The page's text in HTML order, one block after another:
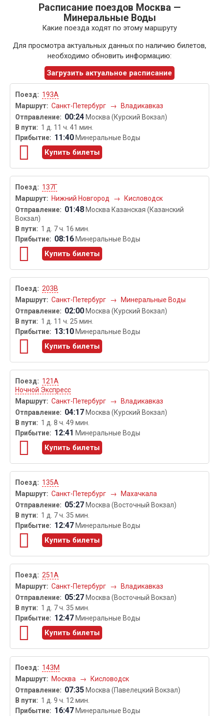
Расписание поездов Москва —
Минеральные Воды
Какие поезда ходят по этому маршруту
Для просмотра актуальных данных по наличию билетов,
необходимо обновить информацию:
Загрузить актуальное расписание
193А
Санкт-Петербург
→ Владикавказ
00:24 Москва (Курский Вокзал)
1 д. 11 ч. 41 мин.
11:40 Минеральные Воды
Купить билеты
137Г
Нижний Новгород
→ Кисловодск
01:48 Москва Казанская (Казанский
Вокзал)
1 д. 7 ч. 16 мин.
08:16 Минеральные Воды
Купить билеты
203В
Санкт-Петербург
→ Минеральные Воды
02:00 Москва (Курский Вокзал)
1 д. 11 ч. 25 мин.
13:10 Минеральные Воды
Купить билеты
121А
Ночной Экспресс
Санкт-Петербург
→ Владикавказ
04:17 Москва (Курский Вокзал)
1 д. 8 ч. 49 мин.
12:41 Минеральные Воды
Купить билеты
135А
Санкт-Петербург
→ Махачкала
05:27 Москва (Восточный Вокзал)
1 д. 7 ч. 35 мин.
12:47 Минеральные Воды
Купить билеты
251А
Санкт-Петербург
→ Владикавказ
05:27 Москва (Восточный Вокзал)
1 д. 7 ч. 35 мин.
12:47 Минеральные Воды
Купить билеты
143М
Москва
→ Кисловодск
07:35 Москва (Павелецкий Вокзал)
1 д. 9 ч. 12 мин.
16:47 Минеральные Воды